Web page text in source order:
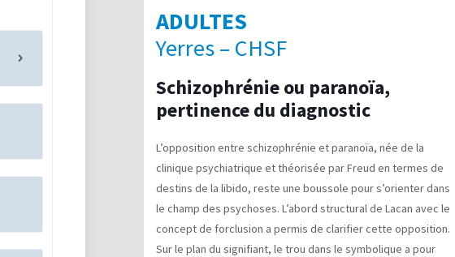
ADULTES
Yerres – CHSF
Schizophrénie ou paranoïa,
pertinence du diagnostic
L’opposition entre schizophrénie et paranoïa, née de la
clinique psychiatrique et théorisée par Freud en termes de
destins de la libido, reste une boussole pour s’orienter dans
le champ des psychoses. L’abord structural de Lacan avec le
concept de forclusion a permis de clarifier cette opposition.
Sur le plan du signifiant, le trou dans le symbolique a pour